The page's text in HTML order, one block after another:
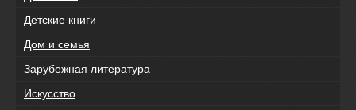
Детские книги
Дом и семья
Зарубежная литература
Искусство